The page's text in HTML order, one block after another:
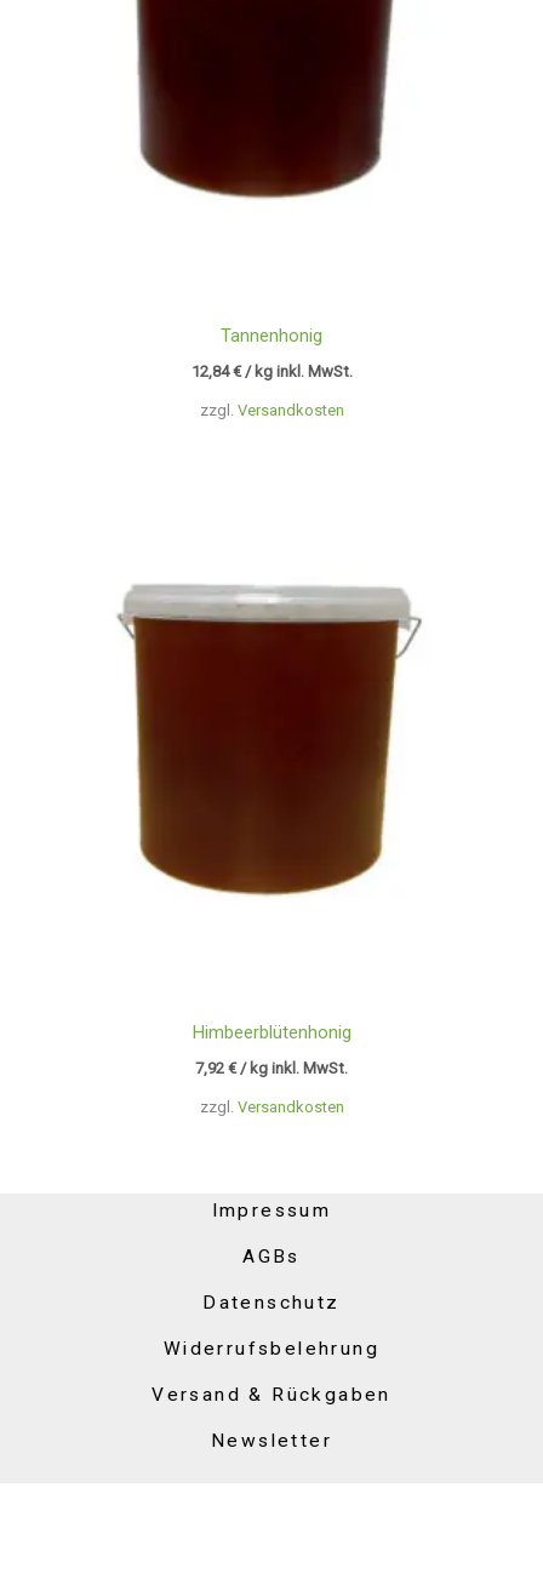
zzgl. Versandkosten
Tannenhonig
12,84€ / kg inkl. MwSt.
zzgl. Versandkosten
Himbeerblütenhonig
7,92 € / kg inkl. MwSt.
Impressum
AGBs
Datenschutz
Widerrufsbelehrung
Versand & Rückgaben
Newsletter